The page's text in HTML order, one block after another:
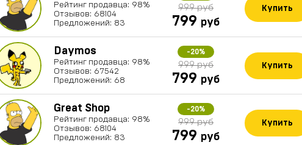
Рейтинг продавца: 98%
Отзывов: 68104
Предложений: 83
999 руб
799 руб
Купить
Daymos
Рейтинг продавца: 98%
Отзывов: 67542
Предложений: 68
-20%
999 руб
799 руб
Купить
Great Shop
Рейтинг продавца: 98%
Отзывов: 68104
Предложений: 83
-20%
999 руб
799 руб
Купить